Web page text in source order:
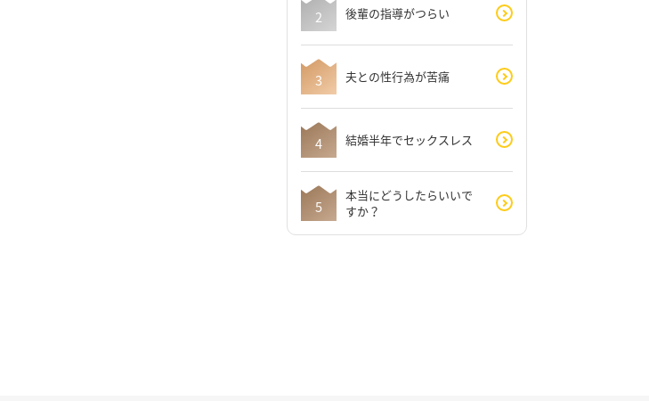
後輩の指導がつらい
夫との性行為が苦痛
結婚半年でセックスレス
本当にどうしたらいいで
すか？